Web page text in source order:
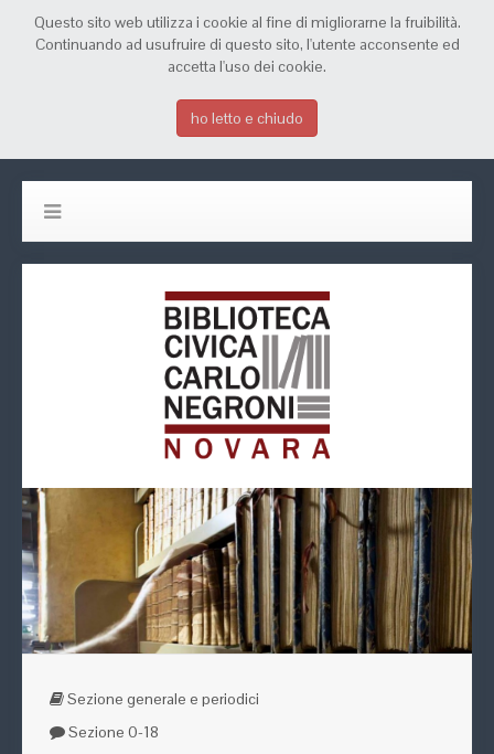
Questo sito web utilizza i cookie al fine di migliorarne la fruibilità.
Continuando ad usufruire di questo sito, l'utente acconsente ed
accetta l'uso dei cookie.
ho letto e chiudo
Sezione generale e periodici
Sezione 0-18